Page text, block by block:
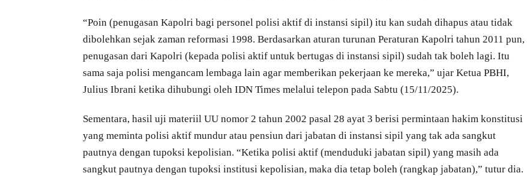
“Poin (penugasan Kapolri bagi personel polisi aktif di instansi sipil) itu kan sudah dihapus atau tidak
dibolehkan sejak zaman reformasi 1998. Berdasarkan aturan turunan Peraturan Kapolri tahun 2011 pun,
penugasan dari Kapolri (kepada polisi aktif untuk bertugas di instansi sipil) sudah tak boleh lagi. Itu
sama saja polisi mengancam lembaga lain agar memberikan pekerjaan ke mereka,” ujar Ketua PBHI,
Julius Ibrani ketika dihubungi oleh IDN Times melalui telepon pada Sabtu (15/11/2025).
Sementara, hasil uji materiil UU nomor 2 tahun 2002 pasal 28 ayat 3 berisi permintaan hakim konstitusi
yang meminta polisi aktif mundur atau pensiun dari jabatan di instansi sipil yang tak ada sangkut
pautnya dengan tupoksi kepolisian. “Ketika polisi aktif (menduduki jabatan sipil) yang masih ada
sangkut pautnya dengan tupoksi institusi kepolisian, maka dia tetap boleh (rangkap jabatan),” tutur dia.